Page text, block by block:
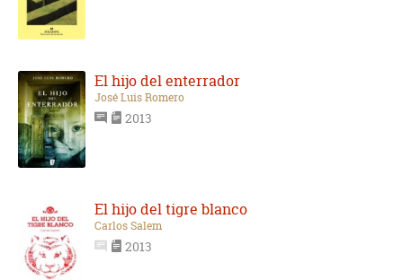
El hijo del enterrador
José Luis Romero
2013
El hijo del tigre blanco
Carlos Salem
2013